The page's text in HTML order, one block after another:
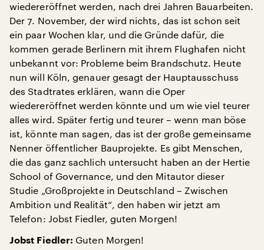
wiedereröffnet werden, nach drei Jahren Bauarbeiten.
Der 7. November, der wird nichts, das ist schon seit
ein paar Wochen klar, und die Gründe dafür, die
kommen gerade Berlinern mit ihrem Flughafen nicht
unbekannt vor: Probleme beim Brandschutz. Heute
nun will Köln, genauer gesagt der Hauptausschuss
des Stadtrates erklären, wann die Oper
wiedereröffnet werden könnte und um wie viel teurer
alles wird. Später fertig und teurer – wenn man böse
ist, könnte man sagen, das ist der große gemeinsame
Nenner öffentlicher Bauprojekte. Es gibt Menschen,
die das ganz sachlich untersucht haben an der Hertie
School of Governance, und den Mitautor dieser
Studie „Großprojekte in Deutschland – Zwischen
Ambition und Realität“, den haben wir jetzt am
Telefon: Jobst Fiedler, guten Morgen!
Jobst Fiedler: Guten Morgen!